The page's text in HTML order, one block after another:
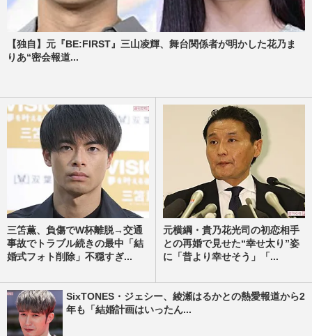
【独自】元『BE:FIRST』三山凌輝、舞台関係者が明かした花乃ま
りあ“密会報道...
三笘薫、負傷でW杯離脱→交通
事故でトラブル続きの最中「結
婚式フォト削除」不穏すぎ...
元横綱・貴乃花光司の初恋相手
との再婚で見せた“幸せ太り”姿
に「昔より幸せそう」「...
SixTONES・ジェシー、綾瀬はるかとの熱愛報道から2
年も「結婚計画はいったん...